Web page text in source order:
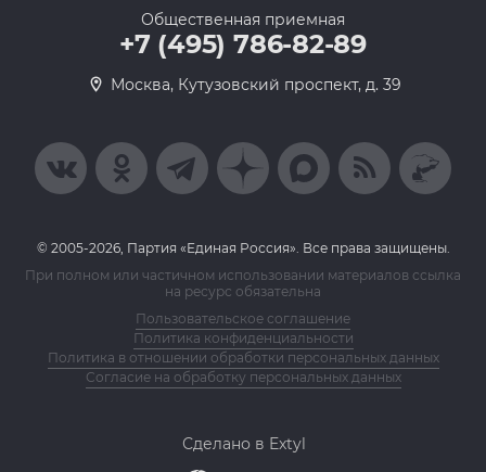
Общественная приемная
+7 (495) 786-82-89
Москва, Кутузовский проспект, д. 39
© 2005-2026, Партия «Единая Россия». Все права защищены.
При полном или частичном использовании материалов ссылка
на ресурс обязательна
Пользовательское соглашение
Политика конфиденциальности
Политика в отношении обработки персональных данных
Согласие на обработку персональных данных
Сделано в Extyl